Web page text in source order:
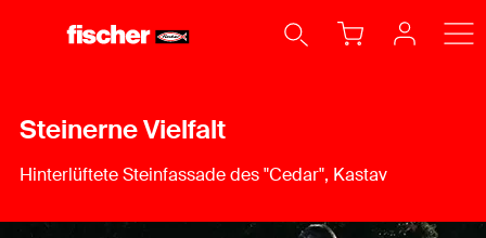
Steinerne Vielfalt
Hinterlüftete Steinfassade des "Cedar", Kastav